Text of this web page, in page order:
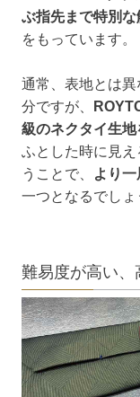
ぶ指先まで特別
をもっています。
通常、表地とは
分ですが、
級のネクタイ生地
ふとした時に見
うことで、
より
一つとなるでしょ
難易度が高い、